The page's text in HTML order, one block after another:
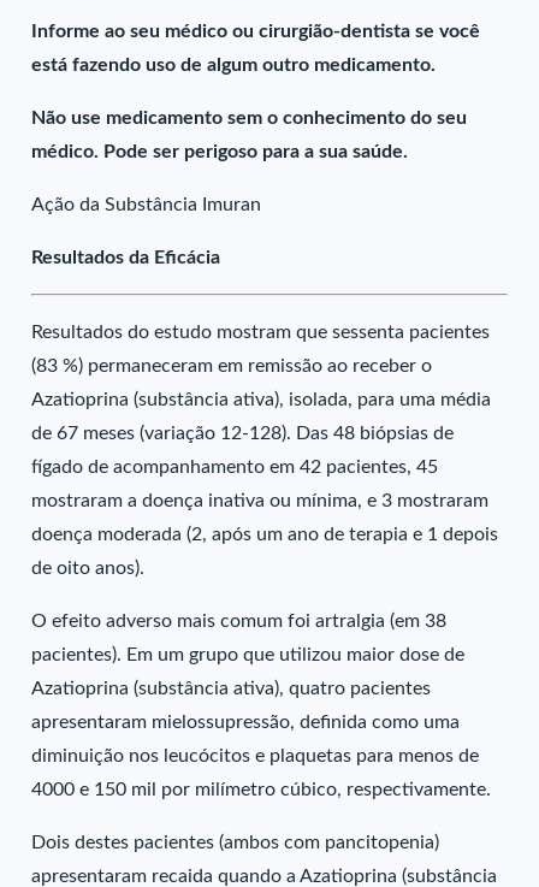
Informe ao seu médico ou cirurgião-dentista se você
está fazendo uso de algum outro medicamento.
Não use medicamento sem o conhecimento do seu
médico. Pode ser perigoso para a sua saúde.
Ação da Substância Imuran
Resultados da Eficácia
Resultados do estudo mostram que sessenta pacientes
(83 %) permaneceram em remissão ao receber o
Azatioprina (substância ativa), isolada, para uma média
de 67 meses (variação 12-128). Das 48 biópsias de
fígado de acompanhamento em 42 pacientes, 45
mostraram a doença inativa ou mínima, e 3 mostraram
doença moderada (2, após um ano de terapia e 1 depois
de oito anos).
O efeito adverso mais comum foi artralgia (em 38
pacientes). Em um grupo que utilizou maior dose de
Azatioprina (substância ativa), quatro pacientes
apresentaram mielossupressão, definida como uma
diminuição nos leucócitos e plaquetas para menos de
4000 e 150 mil por milímetro cúbico, respectivamente.
Dois destes pacientes (ambos com pancitopenia)
apresentaram recaida quando a Azatioprina (substância